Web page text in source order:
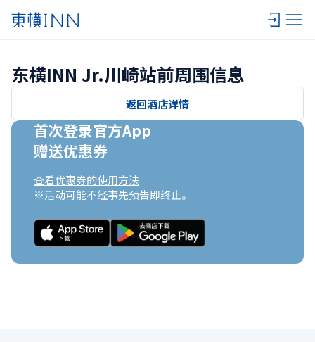
东横INN Jr.川崎站前周围信息
返回酒店详情
首次登录官方App
赠送优惠券
查看优惠券的使用方法
※活动可能不经事先预告即终止。